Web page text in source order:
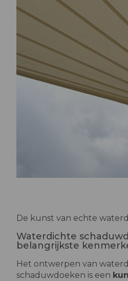
De kunst van echte
Waterdichte
belangrijkste
Het ontwerpen van
schaduwdoeken is een